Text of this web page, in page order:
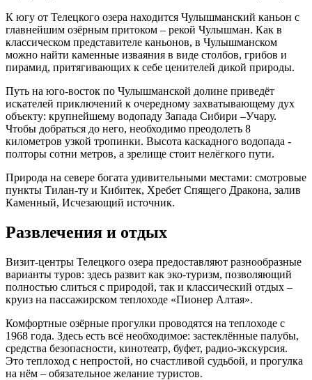
К югу от Телецкого озера находится Чулышманский каньон с
главнейшим озёрным притоком – рекой Чулышман. Как в
классическом представителе каньонов, в Чулышманском
можно найти каменные изваяния в виде столбов, грибов и
пирамид, притягивающих к себе ценителей дикой природы.
Путь на юго-восток по Чулышманской долине приведёт
искателей приключений к очередному захватывающему дух
объекту: крупнейшему водопаду Запада Сибири –Учару.
Чтобы добраться до него, необходимо преодолеть 8
километров узкой тропинки. Высота каскадного водопада -
полторы сотни метров, а зрелище стоит нелёгкого пути.
Природа на севере богата удивительными местами: смотровые
пункты Тилан-ту и Кибитек, Хребет Спящего Дракона, залив
Каменный, Исчезающий источник.
Развлечения и отдых
Визит-центры Телецкого озера предоставляют разнообразные
варианты туров: здесь развит как эко-туризм, позволяющий
полностью слиться с природой, так и классический отдых –
круиз на пассажирском теплоходе «Пионер Алтая».
Комфортные озёрные прогулки проводятся на теплоходе с
1968 года. Здесь есть всё необходимое: застеклённые палубы,
средства безопасности, кинотеатр, буфет, радио-экскурсия.
Это теплоход с непростой, но счастливой судьбой, и прогулка
на нём – обязательное желание туристов.